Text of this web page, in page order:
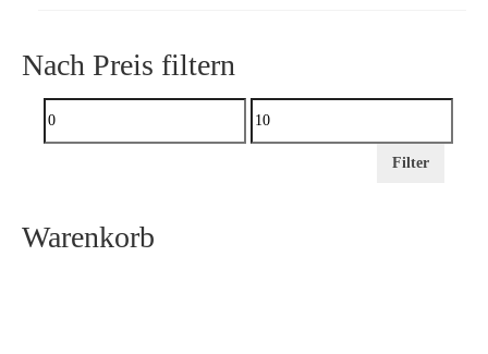
Nach Preis filtern
Min.
Filter
Warenkorb